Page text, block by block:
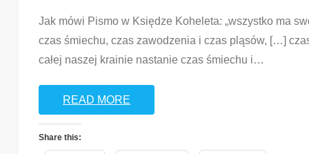
Jak mówi Pismo w Księdze Koheleta: „wszystko ma
czas śmiechu, czas zawodzenia i czas pląsów, […]
całej naszej krainie nastanie czas śmiechu i…
READ MORE
Share this: